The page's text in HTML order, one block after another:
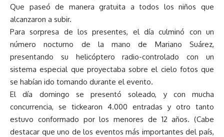
Que paseó de manera gratuita a todos los niños que
alcanzaron a subir.
Para sorpresa de los presentes, el día culminó con un
número nocturno de la mano de Mariano Suárez,
presentando su helicóptero radio-controlado con un
sistema especial que proyectaba sobre el cielo fotos que
se habían ido tomando durante el evento.
El día domingo se presentó soleado, y con mucha
concurrencia, se tickearon 4.000 entradas y otro tanto
estuvo conformado por los menores de 12 años. (Cabe
destacar que uno de los eventos más importantes del país,